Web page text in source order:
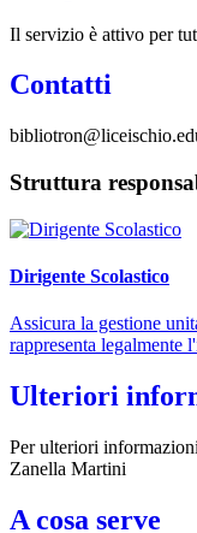
Il servizio è attivo per
Contatti
Struttura
Dirigente Scolastico
Assicura la gestione
rappresenta legalmente
Ulteriori
Per ulteriori
Zanella Martini
A cosa serve